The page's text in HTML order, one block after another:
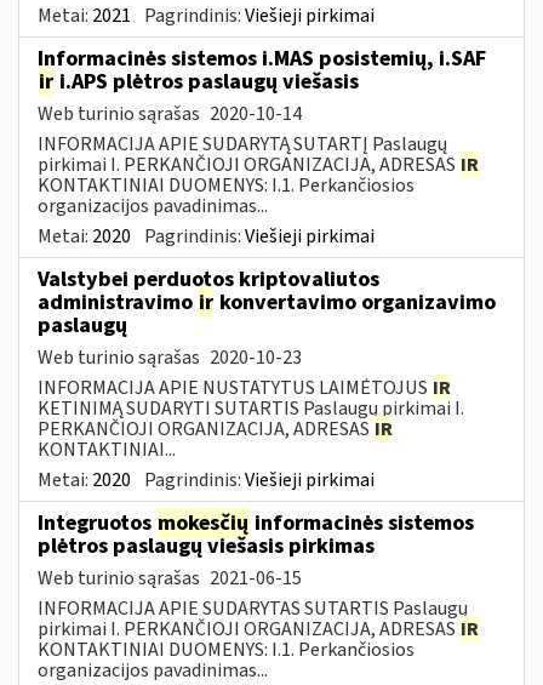
Metai: 2021 Pagrindinis:Viešieji pirkimai
Informacinės sistemos i.MAS posistemių, i.SAF
ir i.APS plėtros paslaugų viešasis
Web turinio sąrašas 2020-10-14
INFORMACIJA APIE SUDARYTĄ SUTARTĮ Paslaugų
pirkimai I. PERKANČIOJI ORGANIZACIJA, ADRESAS IR
KONTAKTINIAI DUOMENYS: I.1. Perkančiosios
organizacijos pavadinimas...
Metai: 2020 Pagrindinis:Viešieji pirkimai
Valstybei perduotos kriptovaliutos
administravimo ir konvertavimo organizavimo
paslaugų
Web turinio sąrašas 2020-10-23
INFORMACIJA APIE NUSTATYTUS LAIMĖTOJUS IR
KETINIMĄ SUDARYTI SUTARTIS Paslaugų pirkimai I.
PERKANČIOJI ORGANIZACIJA, ADRESAS IR
KONTAKTINIAI...
Metai: 2020 Pagrindinis:Viešieji pirkimai
Integruotos mokesčių informacinės sistemos
plėtros paslaugų viešasis pirkimas
Web turinio sąrašas 2021-06-15
INFORMACIJA APIE SUDARYTAS SUTARTIS Paslaugų
pirkimai I. PERKANČIOJI ORGANIZACIJA, ADRESAS IR
KONTAKTINIAI DUOMENYS: I.1. Perkančiosios
organizacijos pavadinimas...